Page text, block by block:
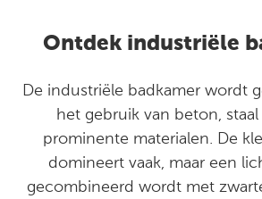
Ontdek industriële
De industriële badkamer wordt
het gebruik van beton,
prominente materialen. De
domineert vaak, maar een
gecombineerd wordt met